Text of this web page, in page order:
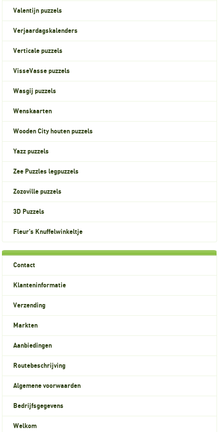
Valentijn puzzels
Verjaardagskalenders
Verticale puzzels
VisseVasse puzzels
Wasgij puzzels
Wenskaarten
Wooden City houten puzzels
Yazz puzzels
Zee Puzzles legpuzzels
Zozoville puzzels
3D Puzzels
Fleur's Knuffelwinkeltje
Contact
Klanteninformatie
Verzending
Markten
Aanbiedingen
Routebeschrijving
Algemene voorwaarden
Bedrijfsgegevens
Welkom